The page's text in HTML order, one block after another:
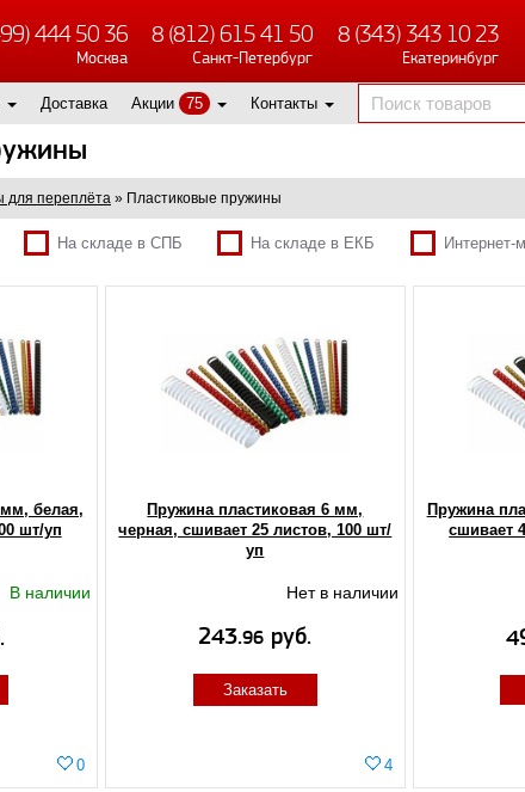
444 50 36
Москва
8 (812) 615 41 50
Санкт-Петербург
8 (343) 343 10 23
Екатеринбург
Доставка Акции 75 Контакты
для переплёта » Пластиковые пружины
На складе в СПБ На складе в ЕКБ Интернет-
белая,
шт/уп
В наличии
0
Пружина пластиковая 6 мм,
черная, сшивает 25 листов, 100 шт/
уп
Нет в наличии
4
243.96 руб.
Заказать
Пружина
сшивает